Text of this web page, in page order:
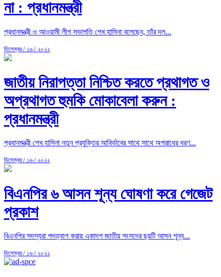
না : প্রধানমন্ত্রী
প্রধানমন্ত্রী ও আওয়ামী লীগ সভাপতি শেখ হাসিনা বলেছেন, তাঁর দল...
ডিসেম্বর / ১৬ / ২০২২
জাতীয় নিরাপত্তা নিশ্চিত করতে প্রথাগত ও
অপ্রথাগত হুমকি মোকাবেলা করুন :
প্রধানমন্ত্রী
প্রধানমন্ত্রী শেখ হাসিনা নতুন প্রযুক্তির আবির্ভাবের সাথে সাথে অপরাধের ধরণ...
ডিসেম্বর / ১৬ / ২০২২
বিএনপির ৬ আসন শূন্য ঘোষণা করে গেজেট
প্রকাশ
বিএনপির সদস্যরা পদত্যাগ করায় একাদশ জাতীয় সংসদের ছয়টি আসন শূন্য...
ডিসেম্বর / ১৬ / ২০২২